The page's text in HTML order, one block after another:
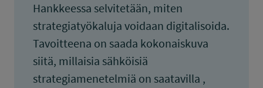
Hankkeessa selvitetään, miten
strategiatyökaluja voidaan digitalisoida.
Tavoitteena on saada kokonaiskuva
siitä, millaisia sähköisiä
strategiamenetelmiä on saatavilla ,